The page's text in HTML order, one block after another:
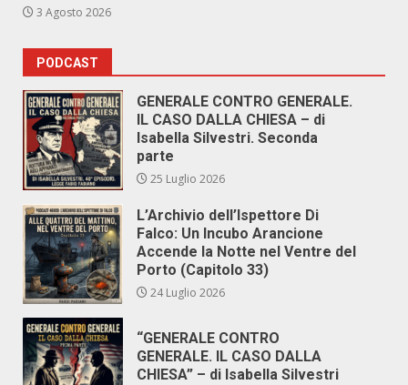
3 Agosto 2026
PODCAST
GENERALE CONTRO GENERALE.
IL CASO DALLA CHIESA – di
Isabella Silvestri. Seconda
parte
25 Luglio 2026
L’Archivio dell’Ispettore Di
Falco: Un Incubo Arancione
Accende la Notte nel Ventre del
Porto (Capitolo 33)
24 Luglio 2026
“GENERALE CONTRO
GENERALE. IL CASO DALLA
CHIESA” – di Isabella Silvestri